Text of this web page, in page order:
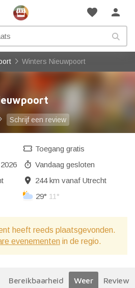
favorite person
Winters Nieuwpoort
Schrijf een review
Toegang gratis
Vandaag gesloten
244 km vanaf Utrecht
29° 11°
heeft reeds plaatsgevonden.
evenementen in de regio.
Bereikbaarheid Weer Reviews